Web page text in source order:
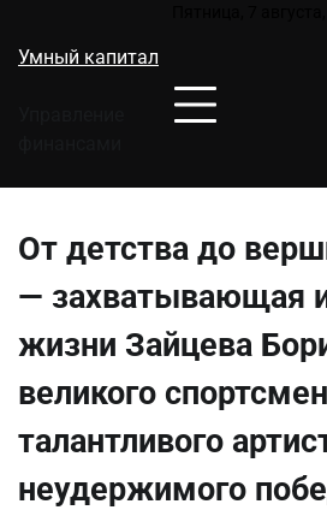
содержимому
Умный капитал
От детства до
— захватывающая
жизни Зайцева
великого
талантливого
неудержимого